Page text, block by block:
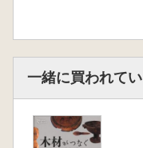
第Ⅰ部では、文
によって営まれ
「河内の牧」が
焦点をあてて、
遺存体や馬具と
遺跡空白地も含
ることで、馬を
一緒に買われて